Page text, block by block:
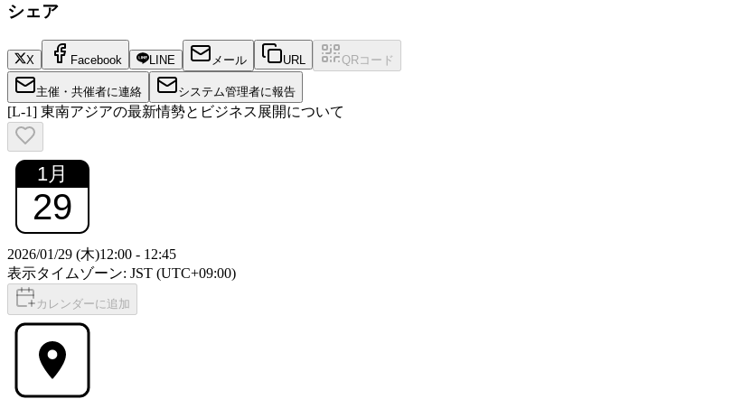
シェア
X Facebook LINE メール URL QRコード
主催・共催者に連絡 システム管理者に報告
[L-1] 東南アジアの最新情勢とビジネス展開について
1月
29
2026/01/29 (木)12:00 - 12:45
表示タイムゾーン: JST (UTC+09:00)
カレンダーに追加